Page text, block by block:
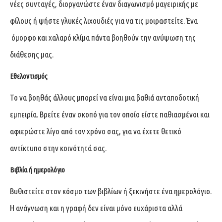
νέες συνταγές, διοργανώστε έναν διαγωνισμό μαγειρικής με
φίλους ή ψήστε γλυκές λιχουδιές για να τις μοιραστείτε. Ένα
όμορφο και χαλαρό κλίμα πάντα βοηθούν την ανύψωση της
διάθεσης μας.
Εθελοντισμός
Το να βοηθάς άλλους μπορεί να είναι μια βαθιά ανταποδοτική
εμπειρία. Βρείτε έναν σκοπό για τον οποίο είστε παθιασμένοι και
αφιερώστε λίγο από τον χρόνο σας, για να έχετε θετικό
αντίκτυπο στην κοινότητά σας.
Βιβλία ή ημερολόγιο
Βυθιστείτε στον κόσμο των βιβλίων ή ξεκινήστε ένα ημερολόγιο.
Η ανάγνωση και η γραφή δεν είναι μόνο ευχάριστα αλλά